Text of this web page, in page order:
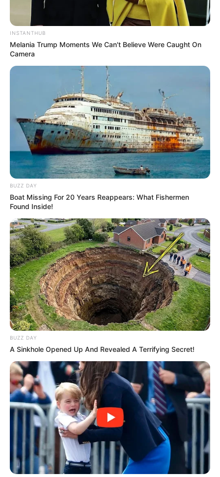
Laço boutique
O laço de fita franzida, por ser mais discreto, é
ideal para eventos que pedem um visual mais
sóbrio e elegante. Veja como é fácil fazer:
Passo a passo:
Karyne Otto Fabrica de
Como fazer laço de fita – 55 fotos e
modelos para copiar
INSTANTHUB
Melania Trump Moments We Can't Believe Were Caught On
Camera
BUZZ DAY
Boat Missing For 20 Years Reappears: What Fishermen
Found Inside!
BUZZ DAY
A Sinkhole Opened Up And Revealed A Terrifying Secret!